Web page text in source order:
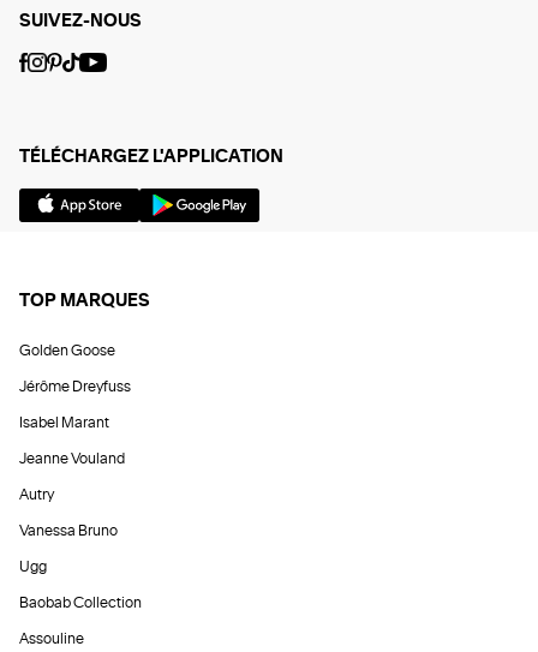
SUIVEZ-NOUS
TÉLÉCHARGEZ L'APPLICATION
TOP MARQUES
Golden Goose
Jérôme Dreyfuss
Isabel Marant
Jeanne Vouland
Autry
Vanessa Bruno
Ugg
Baobab Collection
Assouline